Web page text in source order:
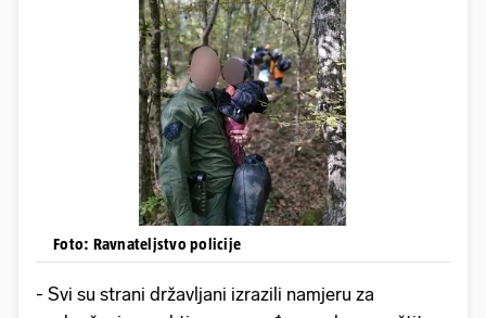
Foto: Ravnateljstvo policije
- Svi su strani državljani izrazili namjeru za